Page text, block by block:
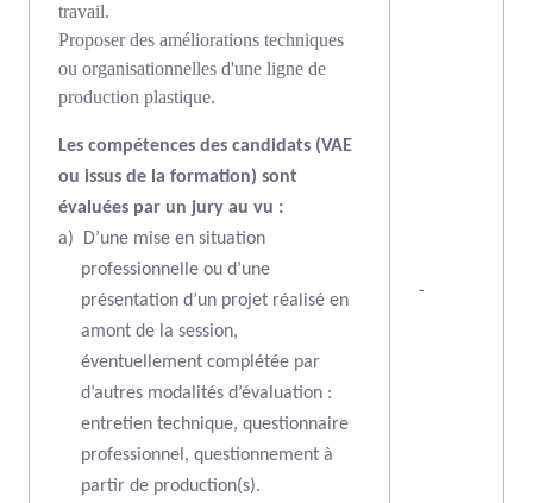
travail.
Proposer des améliorations techniques
ou organisationnelles d'une ligne de
production plastique.
Les compétences des candidats (VAE
ou issus de la formation) sont
évaluées par un jury au vu :
a)
D’une mise en situation
professionnelle ou d’une
présentation d’un projet réalisé en
amont de la session,
éventuellement complétée par
d’autres modalités d’évaluation :
entretien technique, questionnaire
professionnel, questionnement à
partir de production(s).
-